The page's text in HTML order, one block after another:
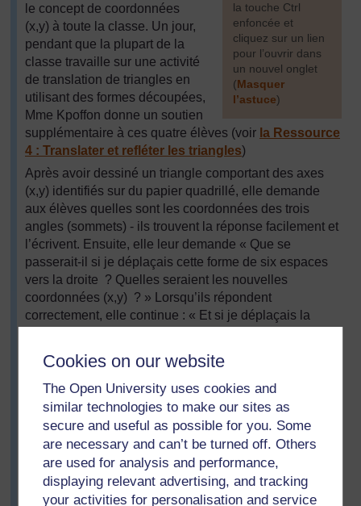
Cookies on our website
The Open University uses cookies and
similar technologies to make our sites as
secure and useful as possible for you. Some
are necessary and can’t be turned off. Others
are used for analysis and performance,
displaying relevant advertising, and tracking
your activities for personalisation and service
la touche Ctrl
enfoncée et
cliquez sur un lien
pour l’ouvrir dans
un nouvel onglet
(Masquer
l’astuce)
]
le concept de coordonnées
(x,y) à toute la classe. Un jour,
pendant que la plupart de la
classe travaille sur une activité
de translation de triangles en
utilisant des formes découpées,
Mme Kpoffon donne un soutien
supplémentaire à ces quatre élèves (voir la Ressource
4 : Translater et refléter les triangles)
Après avoir dessiné un triangle comportant des axes
(x,y) identifiés sur du papier quadrillé, elle demande
aux élèves quelles sont les coordonnées des trois
angles (sommets) - ils trouvent la réponse facilement et
l’écrivent. Ensuite, elle leur demande « Que se
passerait-il si je déplaçais cette forme de six espaces
vers la droite ? Quelles seraient les nouvelles
coordonnées (x,y) ? » Lorsqu’ils répondent
correctement, elle continue : « Et si je déplaçais la
comprennent clairement ce qui se passe.
Elle leur dit ensuite : « Maintenant, chacun d’entre vous
doit poser un problème aux autres - donnez les
coordonnées d’un triangle et une translation à
appliquer au triangle. Écrivez les informations, puis
dessinez le triangle qu’on vous a décrit, calculez les
coordonnées translatées et dessinez la nouvelle
position. Si vous le faites correctement, vous pouvez